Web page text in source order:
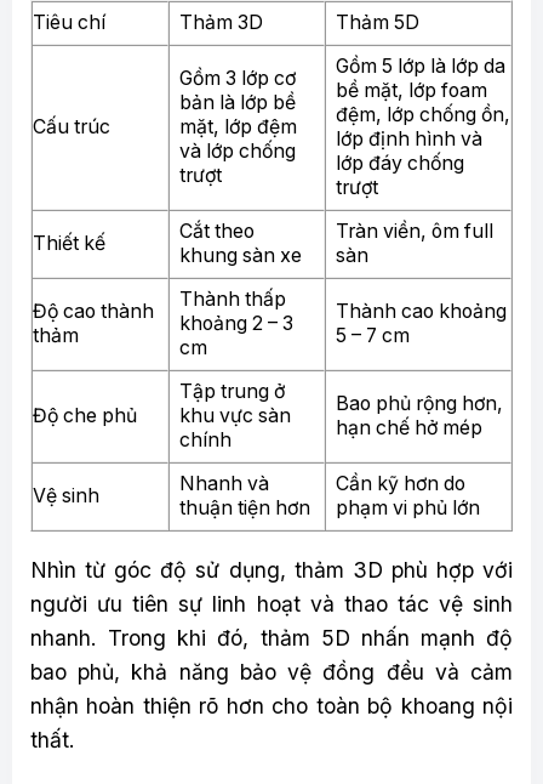
Tiêu chí Thảm 3D Thảm 5D
Cấu trúc
Gồm 3 lớp cơ
bản là lớp bề
mặt, lớp đệm
và lớp chống
trượt
Gồm 5 lớp là lớp da
bề mặt, lớp foam
đệm, lớp chống ồn,
lớp định hình và
lớp đáy chống
trượt
Thiết kế
Cắt theo
khung sàn xe
Tràn viền, ôm full
sàn
Độ cao thành
thảm
Thành thấp
khoảng 2 – 3
cm
Thành cao khoảng
5 – 7 cm
Độ che phủ
Tập trung ở
khu vực sàn
chính
Bao phủ rộng hơn,
hạn chế hở mép
Vệ sinh
Nhanh và
thuận tiện hơn
Cần kỹ hơn do
phạm vi phủ lớn
Nhìn từ góc độ sử dụng, thảm 3D phù hợp với
người ưu tiên sự linh hoạt và thao tác vệ sinh
nhanh. Trong khi đó, thảm 5D nhấn mạnh độ
bao phủ, khả năng bảo vệ đồng đều và cảm
nhận hoàn thiện rõ hơn cho toàn bộ khoang nội
thất.